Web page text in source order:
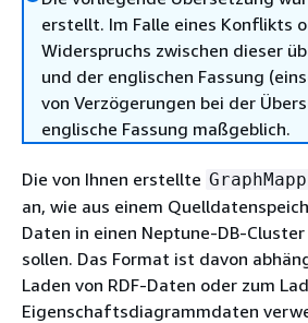
erstellt. Im Falle eines Konflikts
Widerspruchs zwischen dieser
und der englischen Fassung
von Verzögerungen bei der
englische Fassung maßgeblich.
Die von Ihnen erstellte
an, wie aus einem
Daten in einen Neptune-DB-
sollen. Das Format ist davon
Laden von RDF-Daten oder zum
Eigenschaftsdiagrammdaten